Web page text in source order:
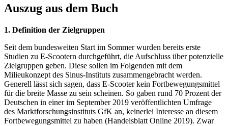
Auszug aus dem Buch
1. Definition der Zielgruppen
Seit dem bundesweiten Start im Sommer wurden bereits erste
Studien zu E-Scootern durchgeführt, die Aufschluss über potenzielle
Zielgruppen geben. Diese sollen im Folgenden mit dem
Milieukonzept des Sinus-Instituts zusammengebracht werden.
Generell lässt sich sagen, dass E-Scooter kein Fortbewegungsmittel
für die breite Masse zu sein scheinen. So gaben rund 70 Prozent der
Deutschen in einer im September 2019 veröffentlichten Umfrage
des Marktforschungsinstituts GfK an, keinerlei Interesse an diesem
Fortbewegungsmittel zu haben (Handelsblatt Online 2019). Zwar